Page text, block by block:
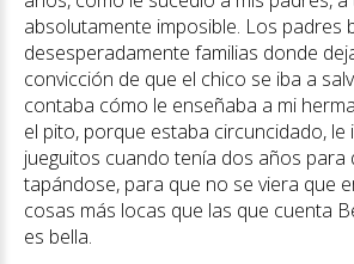
absolutamente imposible. Los padres
desesperadamente familias donde
convicción de que el chico se iba a
contaba cómo le enseñaba a mi
el pito, porque estaba circuncidado, le
jueguitos cuando tenía dos años para
tapándose, para que no se viera que
cosas más locas que las que cuenta
es bella.